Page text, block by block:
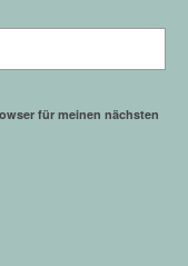
für meinen nächsten